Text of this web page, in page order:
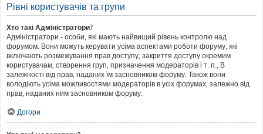
Рівні користувачів та групи
Хто такі Адміністратори?
Адміністратори - особи, які мають найвищий рівень контролю над
форумом. Вони можуть керувати усіма аспектами роботи форуму, які
включають розмежування прав доступу, закриття доступу окремим
користувачам, створення груп, призначення модераторів і т. п., В
залежності від прав, наданих їм засновником форуму. Також вони
володіють усіма можливостями модераторів в усіх форумах, залежно від
прав, наданих ним засновником форуму.
Догори